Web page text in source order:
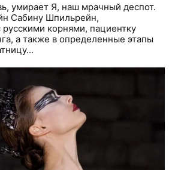
умирает Я, наш мрачный деспот.
Сабину Шпильрейн,
русскими корнями, пациентку
а также в определенные этапы